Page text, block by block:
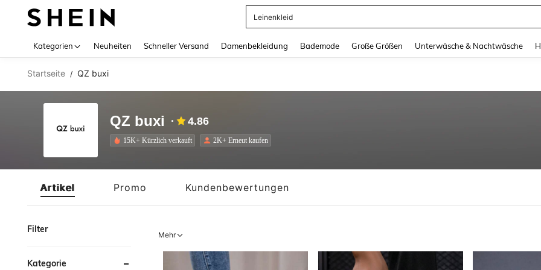
Sommertops
Kategorien Neuheiten Schneller Versand Damenbekleidung Bademode Große Größen Unterwäsche & Nachtwäsche
Startseite / QZ buxi
QZ buxi 4.86
15K+ Kürzlich verkauft 2K+ Erneut kaufen
Artikel Promo Kundenbewertungen
Filter
Kategorie
Mehr